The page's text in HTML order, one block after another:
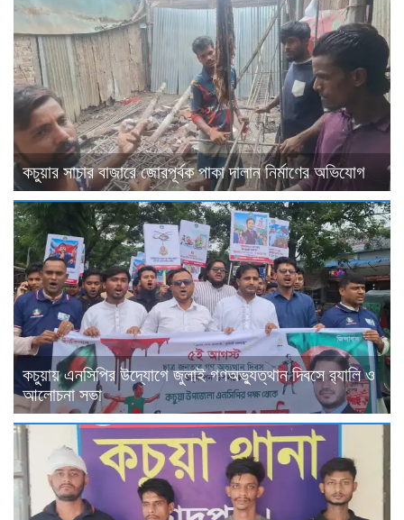
কচুয়ার সাচার বাজারে জোরপূর্বক পাকা দালান নির্মাণের অভিযোগ
কচুয়ায় এনসিপির উদ্যোগে জুলাই গণঅভ্যুত্থান দিবসে র‌্যালি ও
আলোচনা সভা